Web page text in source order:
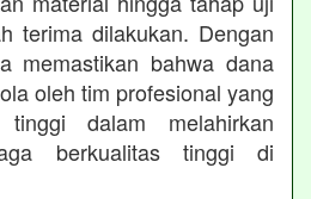
terima dilakukan. Dengan
memastikan bahwa dana
oleh tim profesional yang
dalam melahirkan
berkualitas tinggi di